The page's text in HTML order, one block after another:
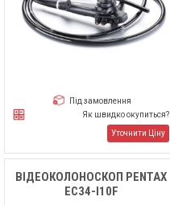
Під замовлення
Як швидко окупиться?
Уточнити Ціну
ВІДЕОКОЛОНОСКОП PENTAX
EC34-I10F